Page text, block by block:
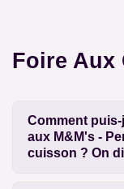
Foire Aux
Comment
aux M&M's -
cuisson ? On